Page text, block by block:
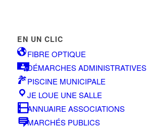
EN UN CLIC
FIBRE OPTIQUE
DÉMARCHES ADMINISTRATIVES
PISCINE MUNICIPALE
JE LOUE UNE SALLE
ANNUAIRE ASSOCIATIONS
MARCHÉS PUBLICS